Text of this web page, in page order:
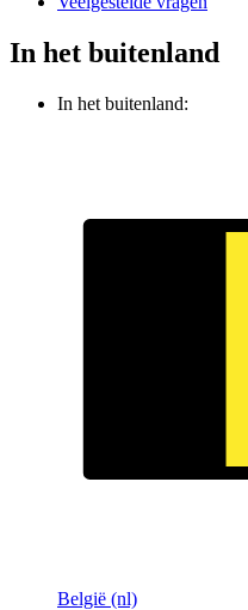
In het buitenland
In het buitenland:
België (nl)